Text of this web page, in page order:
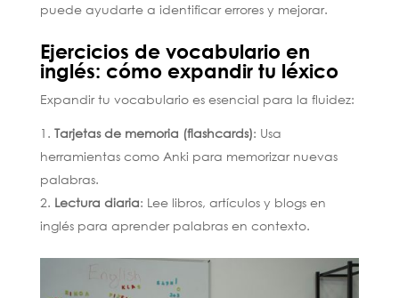
puede ayudarte a identificar errores y mejorar.
Ejercicios de vocabulario en
inglés: cómo expandir tu léxico
Expandir tu vocabulario es esencial para la fluidez:
Tarjetas de memoria (flashcards): Usa
herramientas como Anki para memorizar nuevas
palabras.
Lectura diaria: Lee libros, artículos y blogs en
inglés para aprender palabras en contexto.